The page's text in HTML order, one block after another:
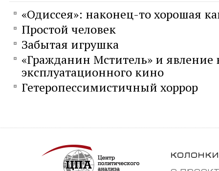
«Одиссея»: наконец-то хорошая
Простой человек
Забытая игрушка
«Гражданин Мститель» и явление
эксплуатационного кино
Гетеропессимистичный хоррор
колонки